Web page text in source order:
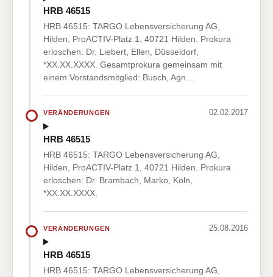
HRB 46515
HRB 46515: TARGO Lebensversicherung AG,
Hilden, ProACTIV-Platz 1, 40721 Hilden. Prokura
erloschen: Dr. Liebert, Ellen, Düsseldorf,
*XX.XX.XXXX. Gesamtprokura gemeinsam mit
einem Vorstandsmitglied: Busch, Agn…
VERÄNDERUNGEN 02.02.2017
HRB 46515
HRB 46515: TARGO Lebensversicherung AG,
Hilden, ProACTIV-Platz 1, 40721 Hilden. Prokura
erloschen: Dr. Brambach, Marko, Köln,
*XX.XX.XXXX.
VERÄNDERUNGEN 25.08.2016
HRB 46515
HRB 46515: TARGO Lebensversicherung AG,